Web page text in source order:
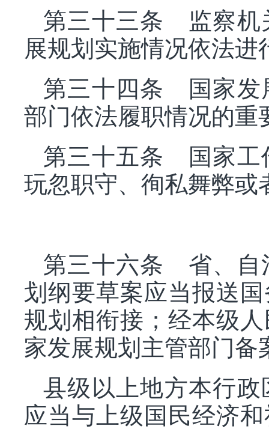
第三十三条 监察机
展规划实施情况依法进
第三十四条 国家发
部门依法履职情况的重
第三十五条 国家工
玩忽职守、徇私舞弊或
第三十六条 省、自
划纲要草案应当报送
规划相衔接；经本级
家发展规划主管部门备
县级以上地方本行
应当与上级国民经济